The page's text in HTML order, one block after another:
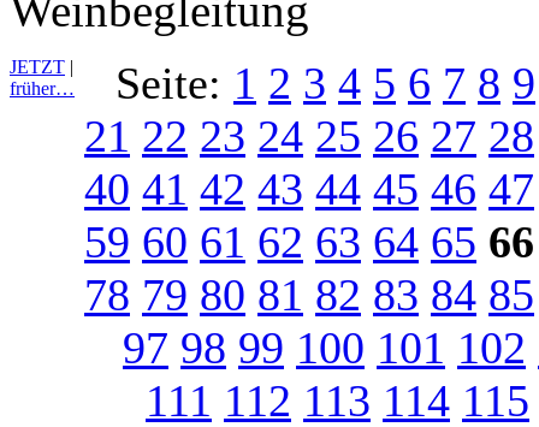
JETZT |
früher…
Seite: 1 2 3 4 5 6 7 8 9
21 22 23 24 25 26 27 28
40 41 42 43 44 45 46 47
59 60 61 62 63 64 65 66
78 79 80 81 82 83 84 85
97 98 99 100 101 102
111 112 113 114 115